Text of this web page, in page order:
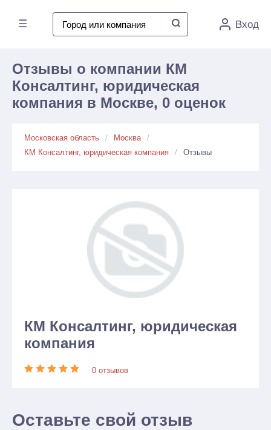
☰ Вход
Отзывы о компании КМ
Консалтинг, юридическая
компания в Москве, 0 оценок
Московская область
Москва
КМ Консалтинг, юридическая компания
Отзывы
КМ Консалтинг, юридическая
компания
0 отзывов
Оставьте свой отзыв